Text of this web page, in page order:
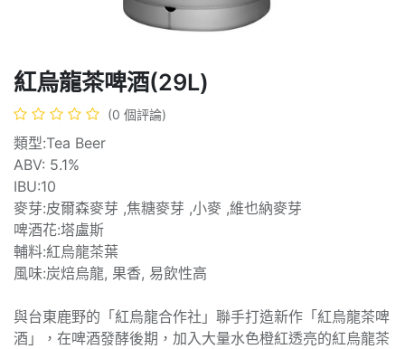
紅烏龍茶啤酒(29L)
(0 個評論)
類型:Tea Beer
ABV: 5.1%
IBU:10
麥芽:皮爾森麥芽 ,焦糖麥芽 ,小麥 ,維也納麥芽
啤酒花:塔盧斯
輔料:紅烏龍茶葉
風味:炭焙烏龍, 果香, 易飲性高
與台東鹿野的「紅烏龍合作社」聯手打造新作「紅烏龍茶啤
酒」，在啤酒發酵後期，加入大量水色橙紅透亮的紅烏龍茶